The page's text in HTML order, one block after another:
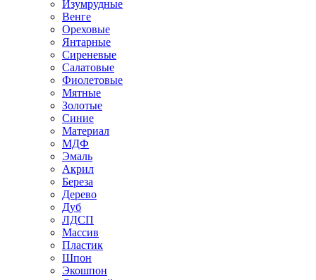
Изумрудные
Венге
Ореховые
Янтарные
Сиреневые
Салатовые
Фиолетовые
Мятные
Золотые
Синие
Материал
МДФ
Эмаль
Акрил
Береза
Дерево
Дуб
ЛДСП
Массив
Пластик
Шпон
Экошпон